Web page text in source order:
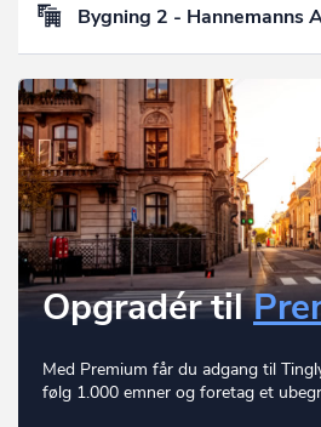
Bygning 2 - Hannemanns
Opgradér til
Med Premium får du adgang til
følg 1.000 emner og foretag et